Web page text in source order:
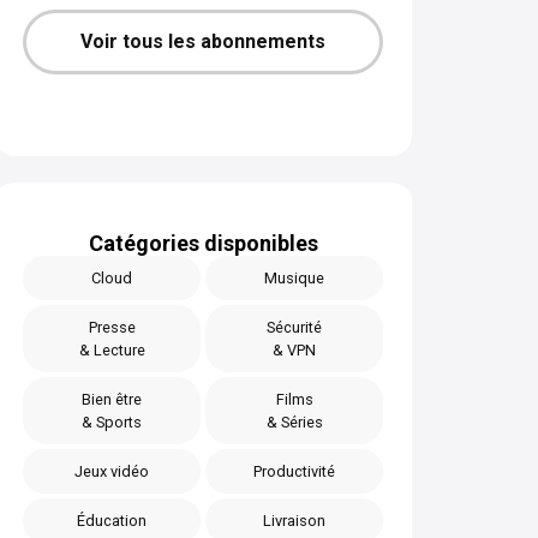
Voir tous les abonnements
Catégories disponibles
Cloud Musique
Presse
& Lecture
Sécurité
& VPN
Bien être
& Sports
Films
& Séries
Jeux vidéo Productivité
Éducation Livraison